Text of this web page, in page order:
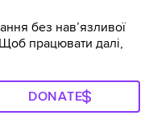
без навʼязливої
працювати далі,
DONATE